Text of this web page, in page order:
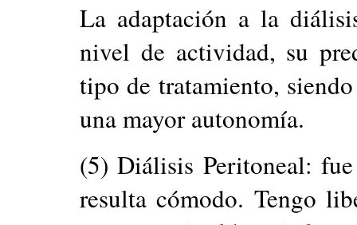
La adaptación a la
nivel de actividad, su
tipo de tratamiento,
una mayor autonomía.
(5) Diálisis Peritoneal:
resulta cómodo. Tengo